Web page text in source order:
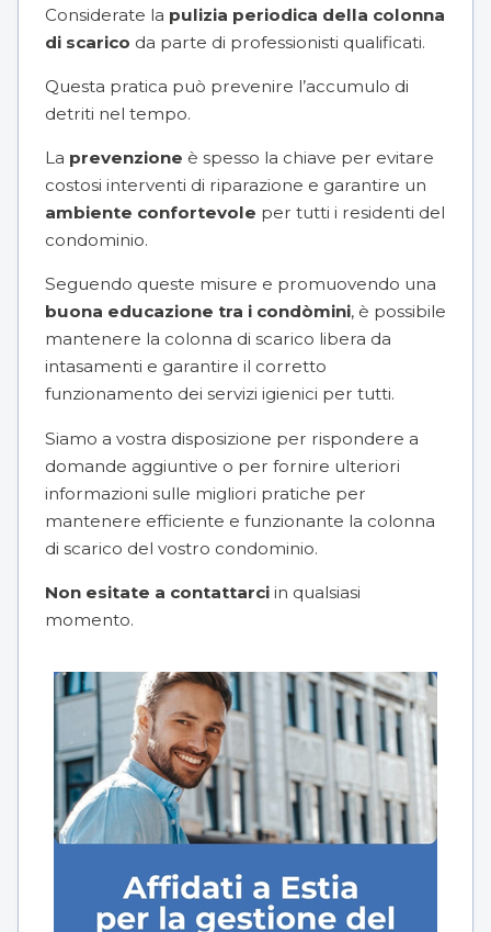
Considerate la pulizia periodica della colonna
di scarico da parte di professionisti qualificati.
Questa pratica può prevenire l’accumulo di
detriti nel tempo.
La prevenzione è spesso la chiave per evitare
costosi interventi di riparazione e garantire un
ambiente confortevole per tutti i residenti del
condominio.
Seguendo queste misure e promuovendo una
buona educazione tra i condòmini, è possibile
mantenere la colonna di scarico libera da
intasamenti e garantire il corretto
funzionamento dei servizi igienici per tutti.
Siamo a vostra disposizione per rispondere a
domande aggiuntive o per fornire ulteriori
informazioni sulle migliori pratiche per
mantenere efficiente e funzionante la colonna
di scarico del vostro condominio.
Non esitate a contattarci in qualsiasi
momento.